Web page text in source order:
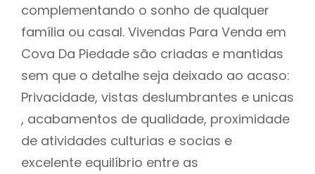
complementando o sonho de qualquer
família ou casal. Vivendas Para Venda em
Cova Da Piedade são criadas e mantidas
sem que o detalhe seja deixado ao acaso:
Privacidade, vistas deslumbrantes e unicas
, acabamentos de qualidade, proximidade
de atividades culturias e socias e
excelente equilíbrio entre as